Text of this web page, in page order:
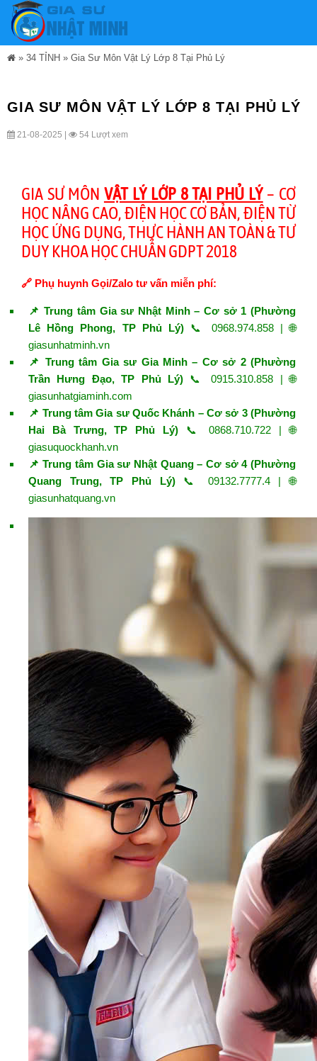
» 34 TỈNH » Gia Sư Môn Vật Lý Lớp 8 Tại Phủ Lý
GIA SƯ MÔN VẬT LÝ LỚP 8 TẠI PHỦ LÝ
21-08-2025 | 54 Lượt xem
GIA SƯ MÔN VẬT LÝ LỚP 8 TẠI PHỦ LÝ– CƠ
HỌC NÂNG CAO, ĐIỆN HỌC CƠ BẢN, ĐIỆN TỪ
HỌC ỨNG DỤNG, THỰC HÀNH AN TOÀN & TƯ
DUY KHOA HỌC CHUẨN GDPT 2018
🔗 Phụ huynh Gọi/Zalo tư vấn miễn phí:
📌 Trung tâm Gia sư Nhật Minh – Cơ sở 1 (Phường
Lê Hồng Phong, TP Phủ Lý) 📞 0968.974.858 | 🌐
giasunhatminh.vn
📌 Trung tâm Gia sư Gia Minh – Cơ sở 2 (Phường
Trần Hưng Đạo, TP Phủ Lý) 📞 0915.310.858 | 🌐
giasunhatgiaminh.com
📌 Trung tâm Gia sư Quốc Khánh – Cơ sở 3 (Phường
Hai Bà Trưng, TP Phủ Lý) 📞 0868.710.722 | 🌐
giasuquockhanh.vn
📌 Trung tâm Gia sư Nhật Quang – Cơ sở 4 (Phường
Quang Trung, TP Phủ Lý)📞 09132.7777.4 | 🌐
giasunhatquang.vn